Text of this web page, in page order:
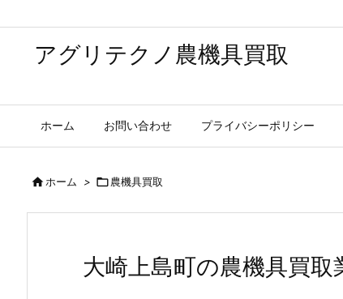
アグリテクノ農機具買取
ホーム お問い合わせ プライバシーポリシー
ホーム > 農機具買取
大崎上島町の農機具買